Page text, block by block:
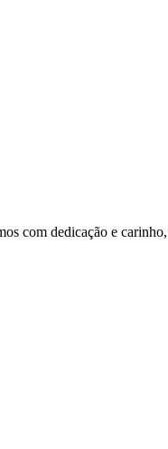
com dedicação e